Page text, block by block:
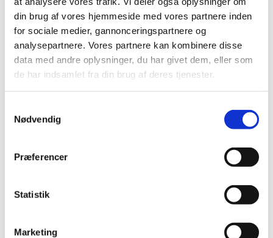
din brug af vores hjemmeside med vores partnere inden
for sociale medier, gannonceringspartnere og
analysepartnere. Vores partnere kan kombinere disse
data med andre oplysninger, du har givet dem, eller som
de har indsamlet fra din brug af deres tjenester.
Nødvendig
Præferencer
Statistik
Marketing
Fakta
VEU-Godtgørelse og befordringstilskud